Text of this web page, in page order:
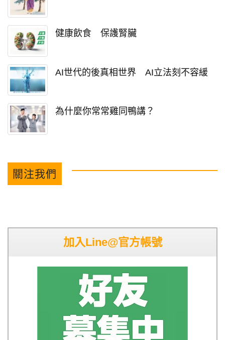
健康飲食 保護腎臟
AI世代的後真相世界 AI立法刻不容緩
為什麼你常常雞同鴨講？
關注我們
加入Line@官方帳號